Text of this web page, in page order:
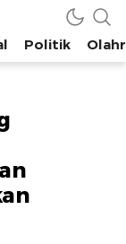
Cerita Kota
Politik